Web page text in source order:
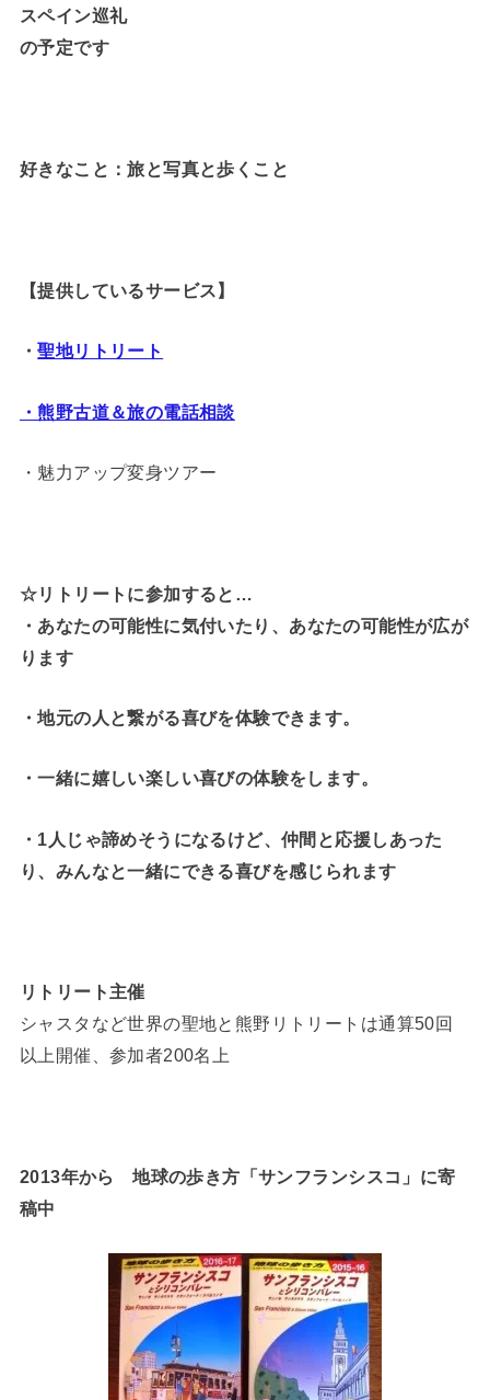
スペイン巡礼
の予定です
好きなこと：旅と写真と歩くこと
【提供しているサービス】
・聖地リトリート
・熊野古道＆旅の電話相談
・魅力アップ変身ツアー
☆リトリートに参加すると…
・ あなたの可能性に気付いたり、あなたの可能性が広が
ります
・地元の人と繋がる喜びを体験できます。
・一緒に嬉しい楽しい喜びの体験をします。
・1人じゃ諦めそうになるけど、仲間と応援しあった
り、みんなと一緒にできる喜びを感じられます
リトリート主催
シャスタなど世界の聖地と熊野リトリートは通算50回
以上開催、参加者200名上
2013年から 地球の歩き方「サンフランシスコ」に寄
稿中